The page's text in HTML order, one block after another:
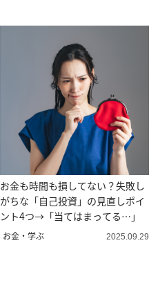
お金も時間も損してない？失敗し
がちな「自己投資」の見直しポイ
ント4つ→「当てはまってる…」
お金・学ぶ 2025.09.29